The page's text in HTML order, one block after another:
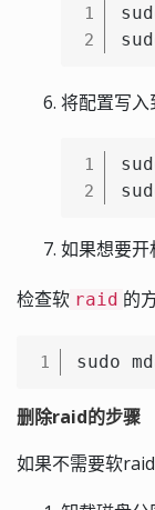
1
2
将配置写
1
2
如果想要
检查软 raid 的
1 sudo
删除raid的步骤
如果不需要软